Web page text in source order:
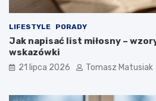
LIFESTYLE PORADY
Jak napisać list miłosny –
wskazówki
21 lipca 2026 Tomasz Matusiak